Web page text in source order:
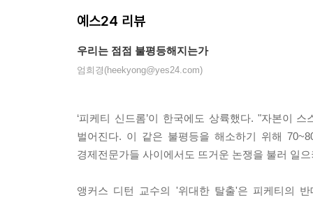
예스24 리뷰
우리는 점점 불평등해지는가
엄희경(heekyong@yes24.com)
‘피케티 신드롬’이 한국에도 상륙했다. "자본이
벌어진다. 이 같은 불평등을 해소하기 위해
경제전문가들 사이에서도 뜨거운 논쟁을 불러 일
앵커스 디턴 교수의 '위대한 탈출'은 피케티의